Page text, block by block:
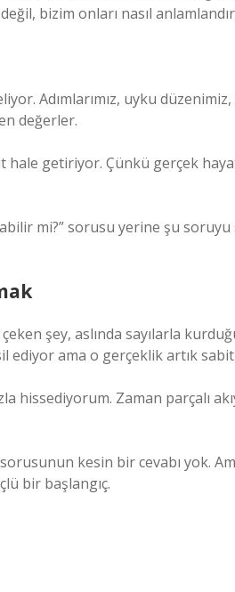
bizim onları nasıl
Adımlarımız, uyku düzenimiz,
değerler.
getiriyor. Çünkü gerçek
mi?” sorusu yerine şu soruyu
şey, aslında sayılarla
ediyor ama o gerçeklik artık
hissediyorum. Zaman parçalı
kesin bir cevabı yok.
bir başlangıç.